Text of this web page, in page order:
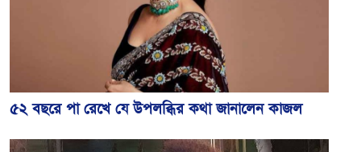
৫২ বছরে পা রেখে যে উপলব্ধির কথা জানালেন কাজল